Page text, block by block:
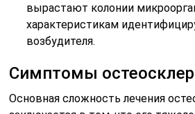
боль.
При появлении боли, а также если
она может свидетельствовать,
перешел уже в следующую стадию,
серьезными осложнениями —